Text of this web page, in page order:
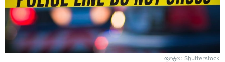
ფოტო: Shutterstock